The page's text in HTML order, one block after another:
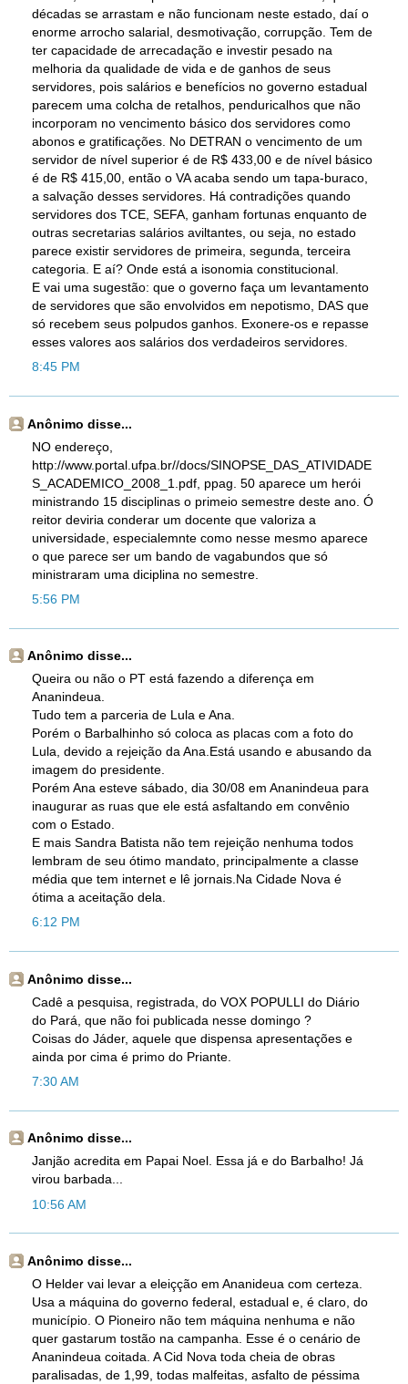
décadas se arrastam e não funcionam neste estado, daí o
enorme arrocho salarial, desmotivação, corrupção. Tem de
ter capacidade de arrecadação e investir pesado na
melhoria da qualidade de vida e de ganhos de seus
servidores, pois salários e benefícios no governo estadual
parecem uma colcha de retalhos, penduricalhos que não
incorporam no vencimento básico dos servidores como
abonos e gratificações. No DETRAN o vencimento de um
servidor de nível superior é de R$ 433,00 e de nível básico
é de R$ 415,00, então o VA acaba sendo um tapa-buraco,
a salvação desses servidores. Há contradições quando
servidores dos TCE, SEFA, ganham fortunas enquanto de
outras secretarias salários aviltantes, ou seja, no estado
parece existir servidores de primeira, segunda, terceira
categoria. E aí? Onde está a isonomia constitucional.
E vai uma sugestão: que o governo faça um levantamento
de servidores que são envolvidos em nepotismo, DAS que
só recebem seus polpudos ganhos. Exonere-os e repasse
esses valores aos salários dos verdadeiros servidores.
8:45 PM
Anônimo disse...
NO endereço,
http://www.portal.ufpa.br//docs/SINOPSE_DAS_ATIVIDADE
S_ACADEMICO_2008_1.pdf, ppag. 50 aparece um herói
ministrando 15 disciplinas o primeio semestre deste ano. Ó
reitor deviria conderar um docente que valoriza a
universidade, especialemnte como nesse mesmo aparece
o que parece ser um bando de vagabundos que só
ministraram uma diciplina no semestre.
5:56 PM
Anônimo disse...
Queira ou não o PT está fazendo a diferença em
Ananindeua.
Tudo tem a parceria de Lula e Ana.
Porém o Barbalhinho só coloca as placas com a foto do
Lula, devido a rejeição da Ana.Está usando e abusando da
imagem do presidente.
Porém Ana esteve sábado, dia 30/08 em Ananindeua para
inaugurar as ruas que ele está asfaltando em convênio
com o Estado.
E mais Sandra Batista não tem rejeição nenhuma todos
lembram de seu ótimo mandato, principalmente a classe
média que tem internet e lê jornais.Na Cidade Nova é
ótima a aceitação dela.
6:12 PM
Anônimo disse...
Cadê a pesquisa, registrada, do VOX POPULLI do Diário
do Pará, que não foi publicada nesse domingo ?
Coisas do Jáder, aquele que dispensa apresentações e
ainda por cima é primo do Priante.
7:30 AM
Anônimo disse...
Janjão acredita em Papai Noel. Essa já e do Barbalho! Já
virou barbada...
10:56 AM
Anônimo disse...
O Helder vai levar a eleiçção em Ananideua com certeza.
Usa a máquina do governo federal, estadual e, é claro, do
município. O Pioneiro não tem máquina nenhuma e não
quer gastarum tostão na campanha. Esse é o cenário de
Ananindeua coitada. A Cid Nova toda cheia de obras
paralisadas, de 1,99, todas malfeitas, asfalto de péssima